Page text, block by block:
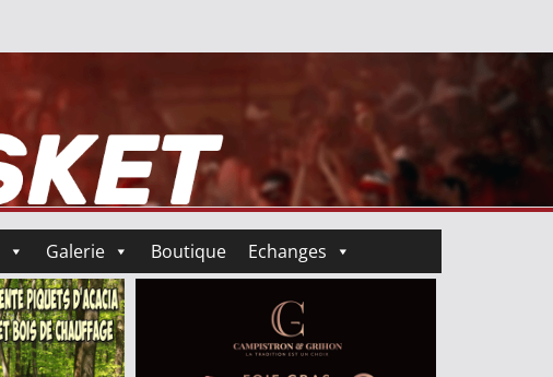
Galerie Boutique Echanges